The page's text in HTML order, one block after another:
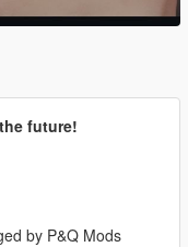
future!
by P&Q Mods